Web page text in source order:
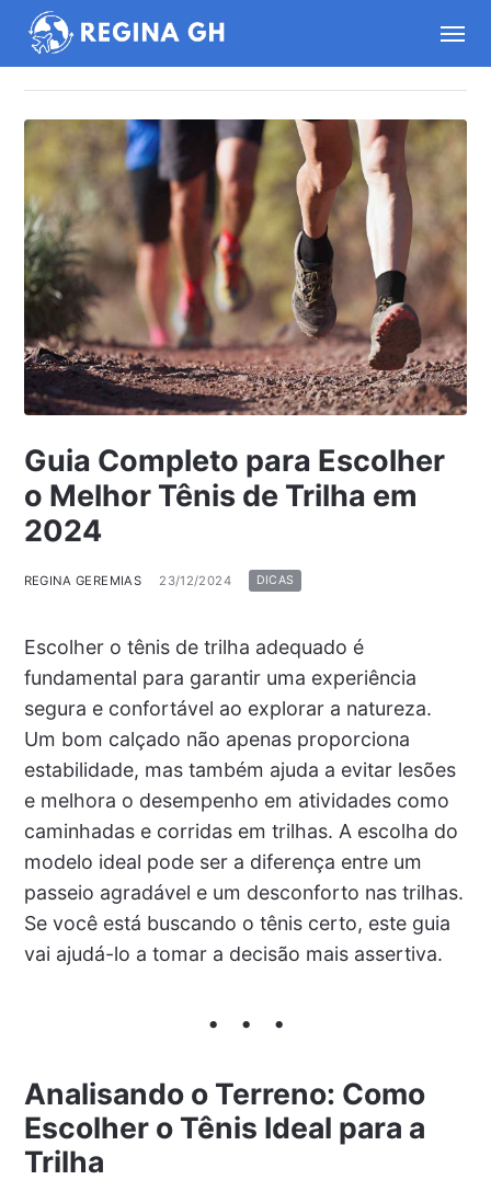
Guia Completo para Escolher
o Melhor Tênis de Trilha em
2024
REGINA GEREMIAS 23/12/2024 DICAS
Escolher o tênis de trilha adequado é
fundamental para garantir uma experiência
segura e confortável ao explorar a natureza.
Um bom calçado não apenas proporciona
estabilidade, mas também ajuda a evitar lesões
e melhora o desempenho em atividades como
caminhadas e corridas em trilhas. A escolha do
modelo ideal pode ser a diferença entre um
passeio agradável e um desconforto nas trilhas.
Se você está buscando o tênis certo, este guia
vai ajudá-lo a tomar a decisão mais assertiva.
Analisando o Terreno: Como
Escolher o Tênis Ideal para a
Trilha